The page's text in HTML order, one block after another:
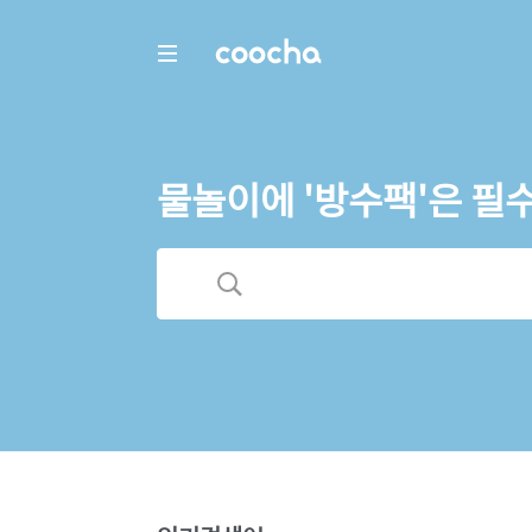
COOCHA
물놀이에 '방수팩'은 필